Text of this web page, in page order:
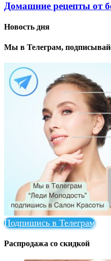
Домашние рецепты от
Новость дня
Мы в Телеграм,
Подпишись в Телеграм
Распродажа со скидкой